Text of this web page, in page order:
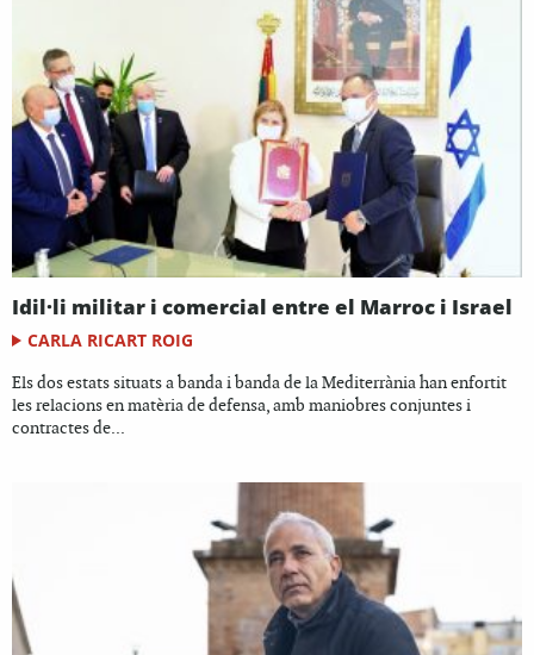
Idil·li militar i comercial entre el Marroc i Israel
CARLA RICART ROIG
Els dos estats situats a banda i banda de la Mediterrània han enfortit
les relacions en matèria de defensa, amb maniobres conjuntes i
contractes de...